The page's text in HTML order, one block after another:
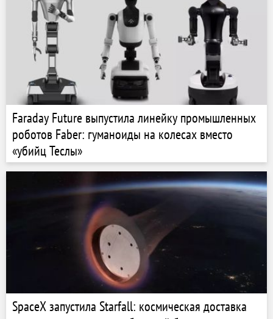
Faraday Future выпустила линейку промышленных
роботов Faber: гуманоиды на колесах вместо
«убийц Теслы»
SpaceX запустила Starfall: космическая доставка